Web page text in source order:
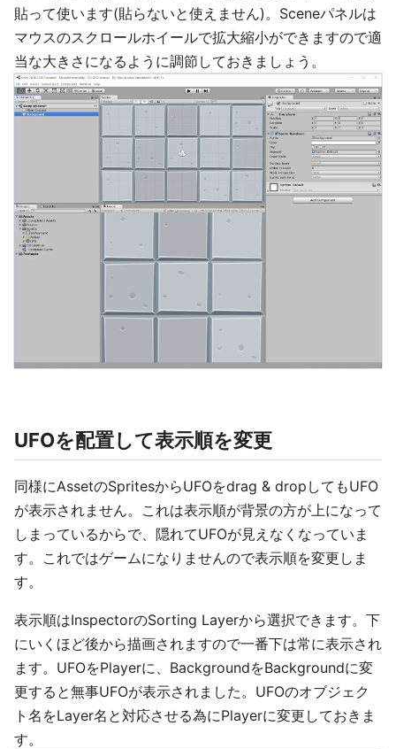
貼って使います(貼らないと使えません)。Sceneパネルは
マウスのスクロールホイールで拡大縮小ができますので適
当な大きさになるように調節しておきましょう。
UFOを配置して表示順を変更
同様にAssetのSpritesからUFOをdrag & dropしてもUFO
が表示されません。これは表示順が背景の方が上になって
しまっているからで、隠れてUFOが見えなくなっていま
す。これではゲームになりませんので表示順を変更しま
す。
表示順はInspectorのSorting Layerから選択できます。下
にいくほど後から描画されますので一番下は常に表示され
ます。UFOをPlayerに、BackgroundをBackgroundに変
更すると無事UFOが表示されました。UFOのオブジェク
ト名をLayer名と対応させる為にPlayerに変更しておきま
す。